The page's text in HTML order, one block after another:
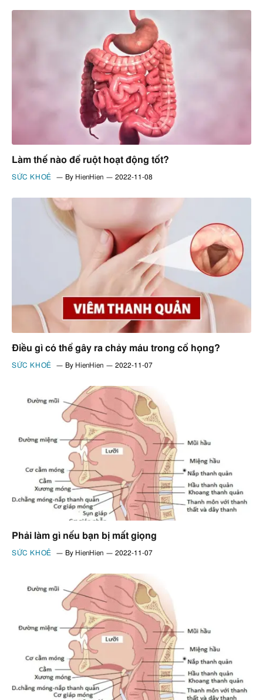
Làm thế nào để ruột hoạt động tốt?
SỨC KHOẺ By HienHien 2022-11-08
Điều gì có thể gây ra chảy máu trong cổ họng?
SỨC KHOẺ By HienHien 2022-11-07
Phải làm gì nếu bạn bị mất giọng
SỨC KHOẺ By HienHien 2022-11-07